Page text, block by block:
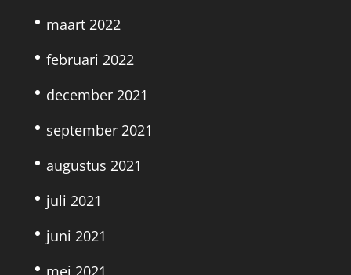
maart 2022
februari 2022
december 2021
september 2021
augustus 2021
juli 2021
juni 2021
mei 2021